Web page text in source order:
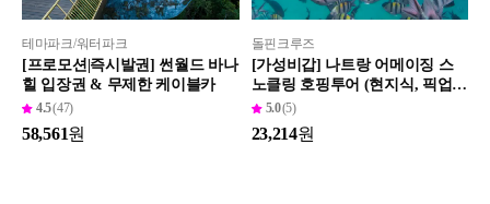
테마파크/워터파크
[프로모션|즉시발권] 썬월드 바나
힐 입장권 & 무제한 케이블카
4.5(47)
58,561원
돌핀크루즈
[가성비갑] 나트랑 어메이징 스
노클링 호핑투어 (현지식, 픽업샌
딩포함)
5.0(5)
23,214원